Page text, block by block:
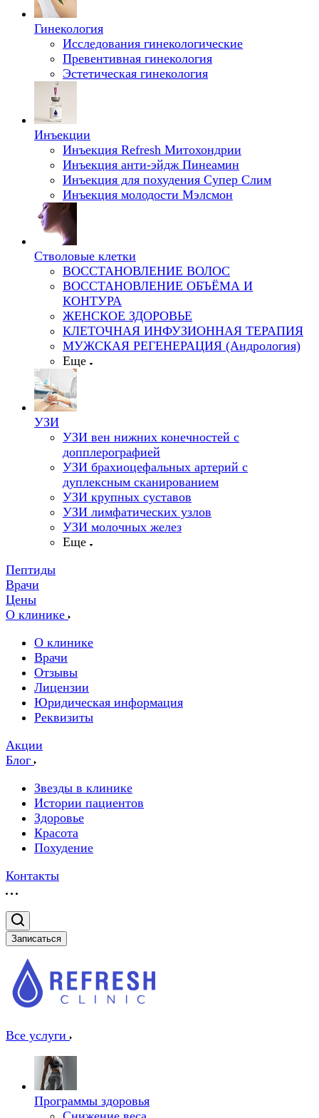
Гинекология
Исследования гинекологические
Превентивная гинекология
Эстетическая гинекология
Инъекции
Инъекция Refresh Митохондрии
Инъекция анти-эйдж Пинеамин
Инъекция для похудения Супер Слим
Инъекция молодости Мэлсмон
Стволовые клетки
ВОССТАНОВЛЕНИЕ ВОЛОС
ВОССТАНОВЛЕНИЕ ОБЪЁМА И
КОНТУРА
ЖЕНСКОЕ ЗДОРОВЬЕ
КЛЕТОЧНАЯ ИНФУЗИОННАЯ ТЕРАПИЯ
МУЖСКАЯ РЕГЕНЕРАЦИЯ (Андрология)
Еще
УЗИ
УЗИ вен нижних конечностей с
допплерографией
УЗИ брахиоцефальных артерий с
дуплексным сканированием
УЗИ крупных суставов
УЗИ лимфатических узлов
УЗИ молочных желез
Еще
Пептиды
Врачи
Цены
О клинике
О клинике
Врачи
Отзывы
Лицензии
Юридическая информация
Реквизиты
Акции
Блог
Звезды в клинике
Истории пациентов
Здоровье
Красота
Похудение
Контакты
Записаться
Все услуги
Программы здоровья